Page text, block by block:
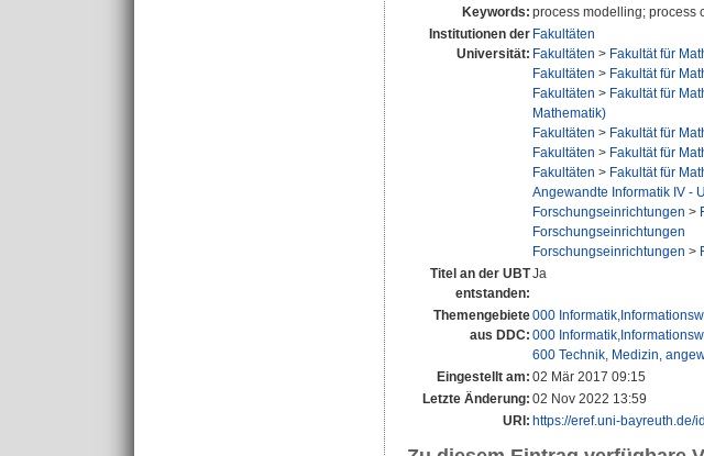
Keywords: process modelling; process
Institutionen der
Universität:
Fakultäten
Fakultäten > Fakultät für
Fakultäten > Fakultät für
Fakultäten > Fakultät für
Mathematik)
Fakultäten > Fakultät für
Fakultäten > Fakultät für
Fakultäten > Fakultät für
Angewandte Informatik IV -
Forschungseinrichtungen >
Forschungseinrichtungen
Forschungseinrichtungen >
Titel an der UBT
entstanden:
Ja
Themengebiete
aus DDC:
000
000
600 Technik, Medizin,
Eingestellt am: 02 Mär 2017 09:15
Letzte Änderung: 02 Nov 2022 13:59
URI: https://eref.uni-bayreuth.de/